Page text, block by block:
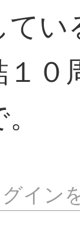
０
イン